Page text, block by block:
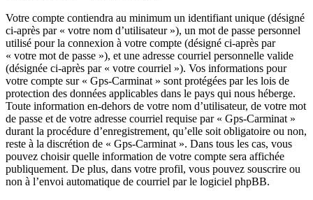
Votre compte contiendra au minimum un identifiant unique (désigné
ci-après par « votre nom d’utilisateur »), un mot de passe personnel
utilisé pour la connexion à votre compte (désigné ci-après par
« votre mot de passe »), et une adresse courriel personnelle valide
(désignée ci-après par « votre courriel »). Vos informations pour
votre compte sur « Gps-Carminat » sont protégées par les lois de
protection des données applicables dans le pays qui nous héberge.
Toute information en-dehors de votre nom d’utilisateur, de votre mot
de passe et de votre adresse courriel requise par « Gps-Carminat »
durant la procédure d’enregistrement, qu’elle soit obligatoire ou non,
reste à la discrétion de « Gps-Carminat ». Dans tous les cas, vous
pouvez choisir quelle information de votre compte sera affichée
publiquement. De plus, dans votre profil, vous pouvez souscrire ou
non à l’envoi automatique de courriel par le logiciel phpBB.